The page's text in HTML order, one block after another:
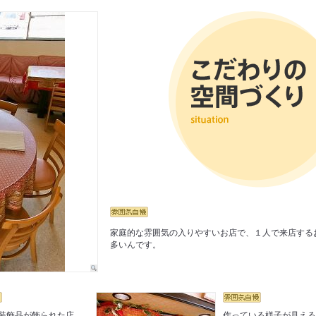
家庭的な雰囲気の入りやすいお店で、１人で来店する
多いんです。